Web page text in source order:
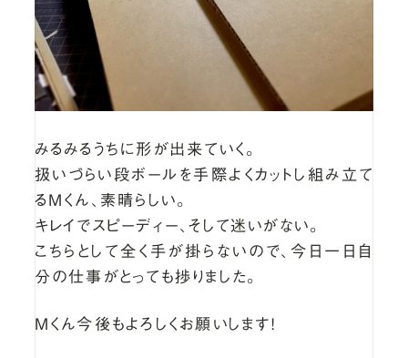
みるみるうちに形が出来ていく。
扱いづらい段ボールを手際よくカットし組み立て
るＭくん、素晴らしい。
キレイでスピーディー、そして迷いがない。
こちらとして全く手が掛らないので、今日一日自
分の仕事がとっても捗りました。
Ｍくん今後もよろしくお願いします！